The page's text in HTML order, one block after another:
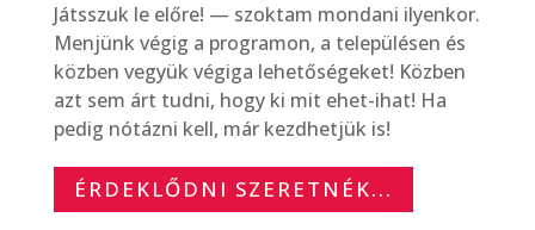
Játsszuk le előre! — szoktam mondani ilyenkor.
Menjünk végig a programon, a településen és
közben vegyük végiga lehetőségeket! Közben
azt sem árt tudni, hogy ki mit ehet-ihat! Ha
pedig nótázni kell, már kezdhetjük is!
ÉRDEKLŐDNI SZERETNÉK...